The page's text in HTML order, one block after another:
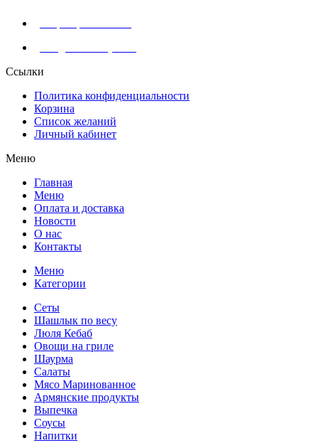
Ссылки
Политика конфиденциальности
Корзина
Список желаний
Личный кабинет
Меню
Главная
Меню
Оплата и доставка
Новости
О нас
Контакты
Меню
Категории
Сеты
Шашлык по весу
Люля Кебаб
Овощи на гриле
Шаурма
Салаты
Мясо Маринованное
Армянские продукты
Выпечка
Соусы
Напитки